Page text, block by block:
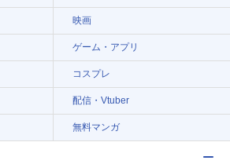
映画
ゲーム・アプリ
コスプレ
配信・Vtuber
無料マンガ